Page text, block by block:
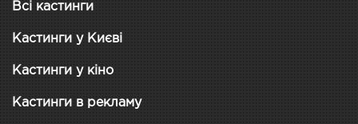
Всі кастинги
Кастинги у Києві
Кастинги у кіно
Кастинги в рекламу